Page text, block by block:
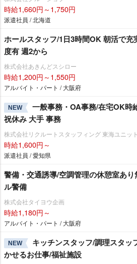
時給1,660円～1,750円
派遣社員 / 北海道
ホールスタッフ/1日3時間OK 朝活で
度有 週2から
株式会社あきんどスシロー
時給1,200円～1,550円
アルバイト・パート / 大阪府
NEW
一般事務・OA事務/在宅OK時
祝休み 大手 事務
株式会社リクルートスタッフィング 東海ユニット
時給1,600円～
派遣社員 / 愛知県
警備・交通誘導/空調管理の休憩室あ
ル警備
株式会社タイヨウ企画
時給1,180円～
アルバイト・パート / 大阪府
NEW
キッチンスタッフ/調理スタッ
かせるお仕事/福祉施設